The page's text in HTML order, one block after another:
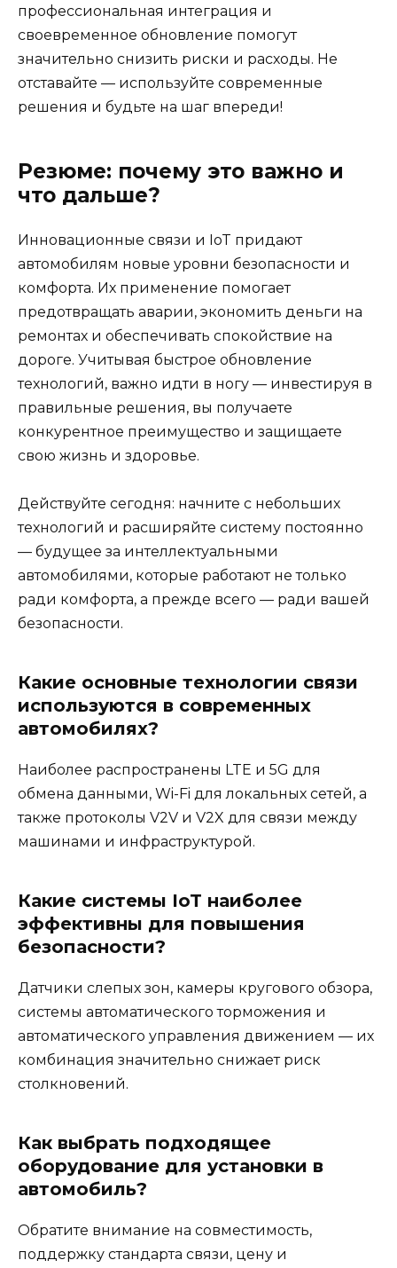
профессиональная интеграция и
своевременное обновление помогут
значительно снизить риски и расходы. Не
отставайте — используйте современные
решения и будьте на шаг впереди!
Резюме: почему это важно и
что дальше?
Инновационные связи и IoT придают
автомобилям новые уровни безопасности и
комфорта. Их применение помогает
предотвращать аварии, экономить деньги на
ремонтах и обеспечивать спокойствие на
дороге. Учитывая быстрое обновление
технологий, важно идти в ногу — инвестируя в
правильные решения, вы получаете
конкурентное преимущество и защищаете
свою жизнь и здоровье.
Действуйте сегодня: начните с небольших
технологий и расширяйте систему постоянно
— будущее за интеллектуальными
автомобилями, которые работают не только
ради комфорта, а прежде всего — ради вашей
безопасности.
Какие основные технологии связи
используются в современных
автомобилях?
Наиболее распространены LTE и 5G для
обмена данными, Wi-Fi для локальных сетей, а
также протоколы V2V и V2X для связи между
машинами и инфраструктурой.
Какие системы IoT наиболее
эффективны для повышения
безопасности?
Датчики слепых зон, камеры кругового обзора,
системы автоматического торможения и
автоматического управления движением — их
комбинация значительно снижает риск
столкновений.
Как выбрать подходящее
оборудование для установки в
автомобиль?
Обратите внимание на совместимость,
поддержку стандарта связи, цену и